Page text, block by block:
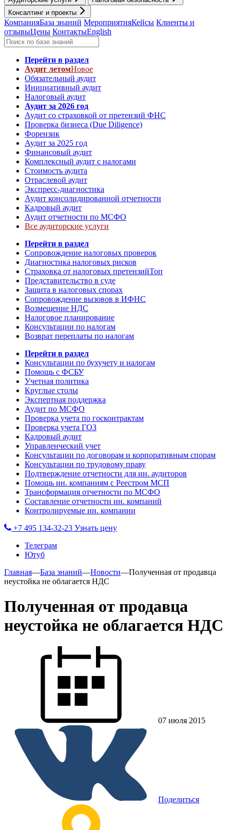
Консалтинг и проекты
КомпанияБаза знаний МероприятияКейсы Клиенты и
отзывыЦены КонтактыEnglish
Перейти в раздел
Аудит летомНовое
Обязательный аудит
Инициативный аудит
Налоговый аудит
Аудит за 2026 год
Аудит со страховкой от претензий ФНС
Проверка бизнеса (Due Diligence)
Форензик
Аудит за 2025 год
Финансовый аудит
Комплексный аудит с налогами
Стоимость аудита
Отраслевой аудит
Экспресс-диагностика
Аудит консолидированной отчетности
Кадровый аудит
Аудит отчетности по МСФО
Все аудиторские услуги
Перейти в раздел
Сопровождение налоговых проверок
Диагностика налоговых рисков
Страховка от налоговых претензийТоп
Представительство в суде
Защита в налоговых спорах
Сопровождение вызовов в ИФНС
Возмещение НДС
Налоговое планирование
Консультации по налогам
Возврат переплаты по налогам
Перейти в раздел
Консультации по бухучету и налогам
Помощь с ФСБУ
Учетная политика
Круглые столы
Экспертная поддержка
Аудит по МСФО
Проверка учета по госконтрактам
Проверка учета ГОЗ
Кадровый аудит
Управленческий учет
Консультации по договорам и корпоративным спорам
Консультации по трудовому праву
Подтверждение отчетности для ин. аудиторов
Помощь ин. компаниям с Реестром МСП
Трансформация отчетности по МСФО
Составление отчетности ин. компаний
Контролируемые ин. компании
+7 495 134-32-23 Узнать цену
Телеграм
Ютуб
Главная—База знаний—Новости—Полученная от продавца
неустойка не облагается НДС
Полученная от продавца
неустойка не облагается НДС
07 июля 2015
Поделиться